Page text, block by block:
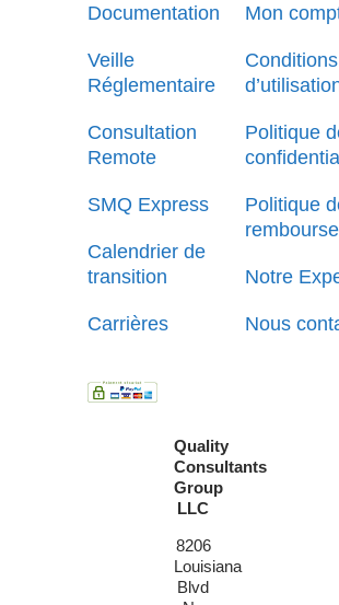
Documentation
Veille
Réglementaire
Consultation
Remote
SMQ Express
Calendrier de
transition
Carrières
Mon
Conditions
Politique
Politique
Notre
Nous
Quality
Consultants
Group
LLC
8206
Louisiana
Blvd